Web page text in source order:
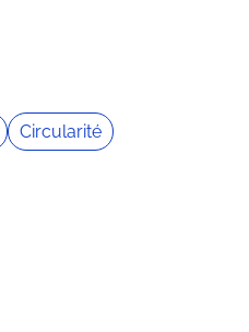
Circularité